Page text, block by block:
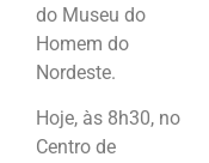
do Museu do
Homem do
Nordeste.
Hoje, às 8h30, no
Centro de